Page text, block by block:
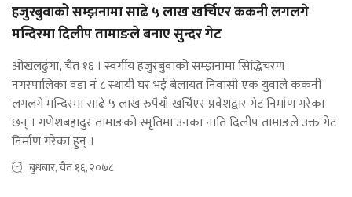
हजुरबुवाको सम्झनामा साढे ५ लाख खर्चिएर ककनी लगलगे
मन्दिरमा दिलीप तामाङले बनाए सुन्दर गेट
ओखलढुंगा, चैत १६ । स्वर्गीय हजुरबुवाको सम्झनामा सिद्धिचरण
नगरपालिका वडा नं ८ स्थायी घर भई बेलायत निवासी एक युवाले ककनी
लगलगे मन्दिरमा साढे ५ लाख रुपैयाँ खर्चिएर प्रवेशद्वार गेट निर्माण गरेका
छन् । गणेशबहादुर तामाङको स्मृतिमा उनका नाति दिलीप तामाङले उक्त गेट
निर्माण गरेका हुन् ।
बुधबार, चैत १६, २०७८